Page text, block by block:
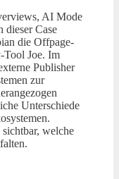
AI Mode
dieser Case
die Offpage-
Joe. Im
Publisher
zur
Unterschiede
welche